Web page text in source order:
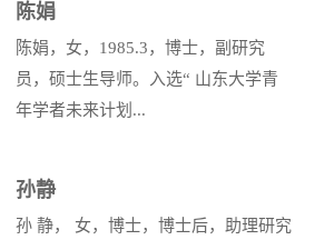
陈娟
陈娟，女，1985.3，博士，副研究
员，硕士生导师。入选“ 山东大学青
年学者未来计划...
孙静
孙 静， 女，博士，博士后，助理研究